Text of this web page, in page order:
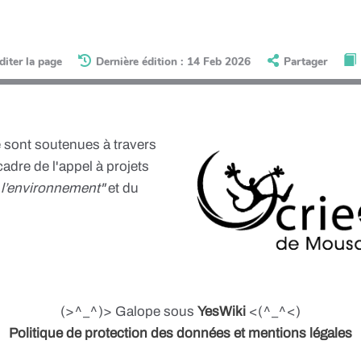
la page Dernière édition : 14 Feb 2026 Partager